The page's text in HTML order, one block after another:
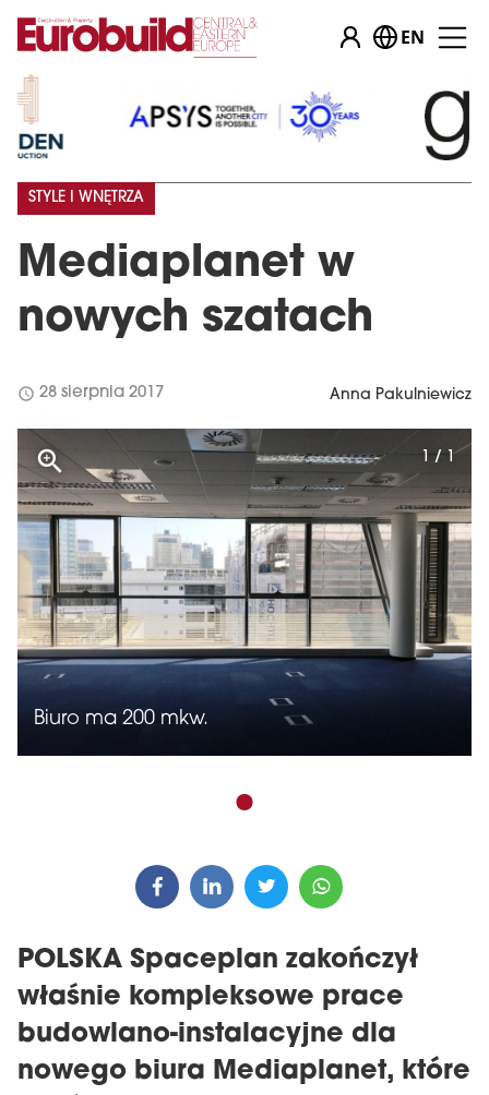
EN
Mediaplanet w
nowych szatach
STYLE I WNĘTRZA
schedule 28 sierpnia 2017 Anna Pakulniewicz
Biuro ma 200 mkw.
1 / 1
POLSKA Spaceplan zakończył
właśnie kompleksowe prace
budowlano-instalacyjne dla
nowego biura Mediaplanet, które